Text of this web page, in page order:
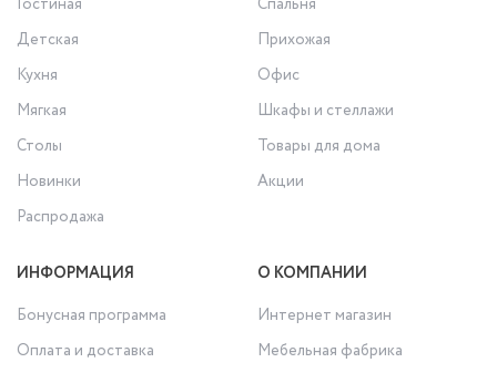
Детская
Прихожая
Кухня
Офис
Мягкая
Шкафы и стеллажи
Столы
Товары для дома
Новинки
Акции
Распродажа
ИНФОРМАЦИЯ
Бонусная программа
Оплата и доставка
О КОМПАНИИ
Интернет магазин
Мебельная фабрика